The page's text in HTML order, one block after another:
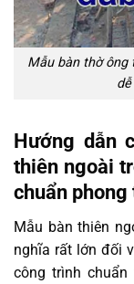
Mẫu bàn thờ ông
Hướng dẫn
thiên ngoài
chuẩn phong
Mẫu bàn thiên
nghĩa rất lớn đối
công trình